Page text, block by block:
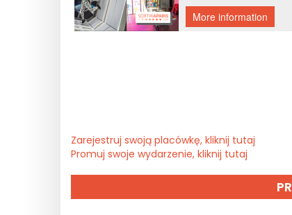
Zarejestruj swoją placówkę, kliknij tutaj
Promuj swoje wydarzenie, kliknij tutaj